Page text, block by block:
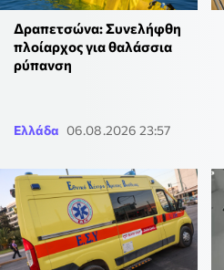
Δραπετσώνα: Συνελήφθη
πλοίαρχος για θαλάσσια
ρύπανση
Ελλάδα 06.08.2026 23:57